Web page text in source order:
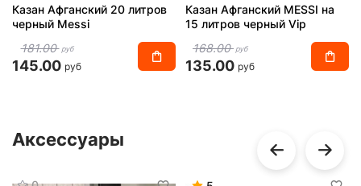
Казан Афганский 20 литров
черный Messi
181.00 руб
145.00 руб
Казан Афганский MESSI на
15 литров черный Vip
168.00 руб
135.00 руб
Аксессуары